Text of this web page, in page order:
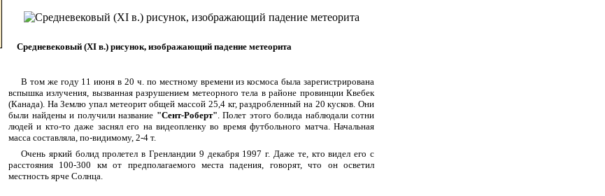
Средневековый (XI в.) рисунок, изображающий падение метеорита
В том же году 11 июня в 20 ч. по местному времени из космоса была зарегистрирована
вспышка излучения, вызванная разрушением метеорного тела в районе провинции Квебек
(Канада). На Землю упал метеорит общей массой 25,4 кг, раздробленный на 20 кусков. Они
были найдены и получили название "Сент-Роберт". Полет этого болида наблюдали сотни
людей и кто-то даже заснял его на видеопленку во время футбольного матча. Начальная
масса составляла, по-видимому, 2-4 т.
Очень яркий болид пролетел в Гренландии 9 декабря 1997 г. Даже те, кто видел его с
расстояния 100-300 км от предполагаемого места падения, говорят, что он осветил
местность ярче Солнца.